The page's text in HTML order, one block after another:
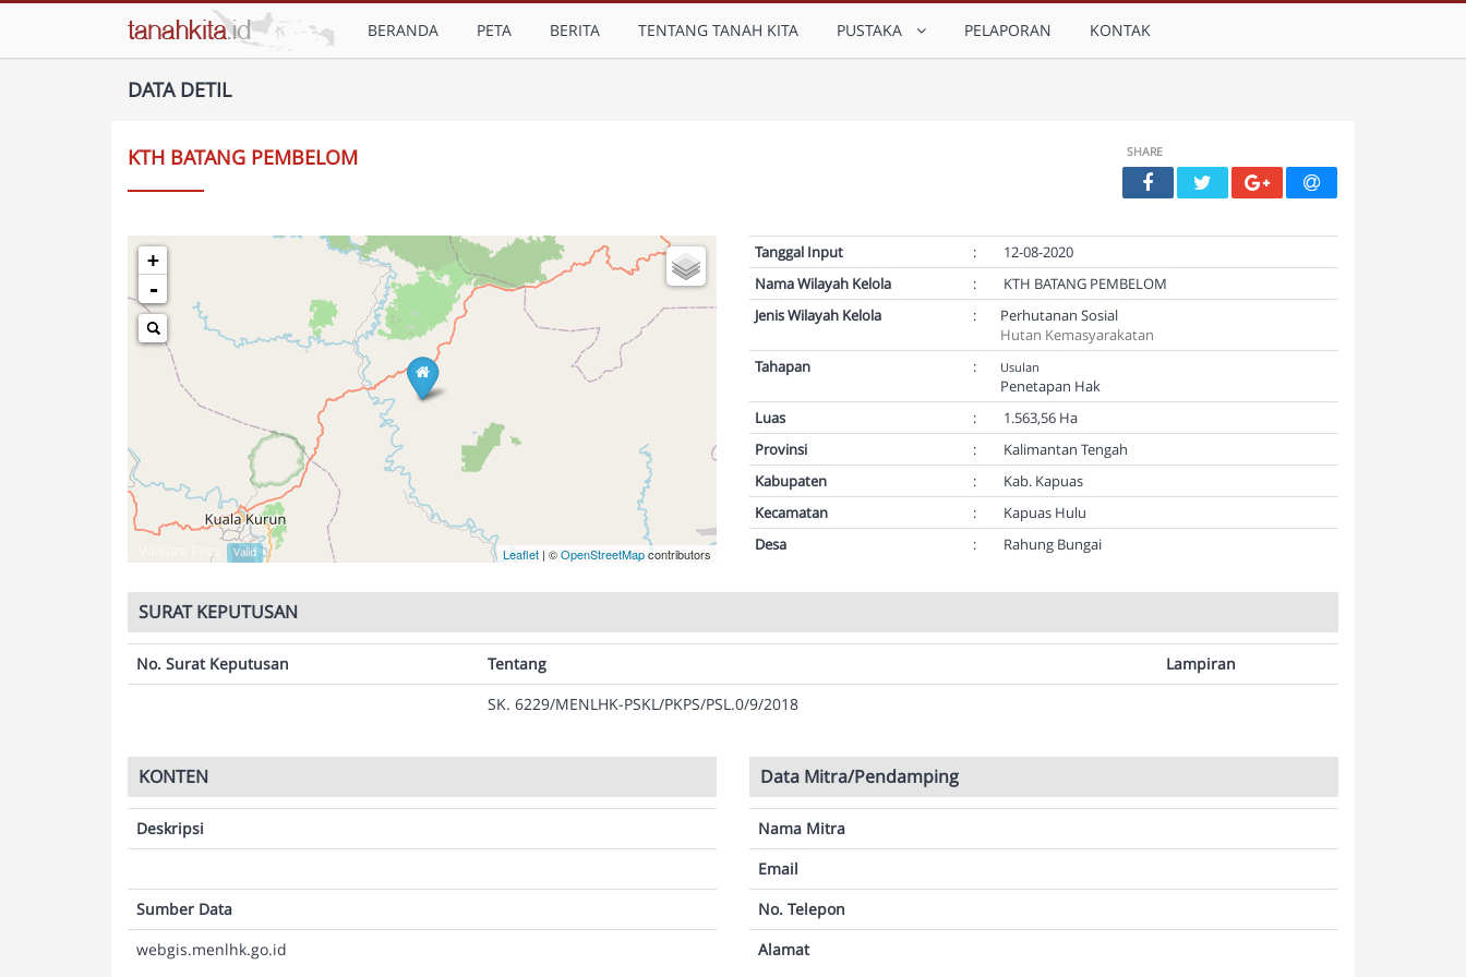
BERANDA PETA BERITA TENTANG TANAH KITA PUSTAKA PELAPORAN KONTAK
DATA DETIL
KTH BATANG PEMBELOM SHARE
+
-
Leaflet | ©OpenStreetMapcontributors
Validasi Peta: Valid
Tanggal Input :
12-08-2020
Nama Wilayah Kelola
:
KTH BATANG PEMBELOM
Jenis Wilayah Kelola
:
Perhutanan Sosial
Hutan Kemasyarakatan
Tahapan
: Usulan
Penetapan Hak
Luas
:
1.563,56 Ha
Provinsi
:
Kalimantan Tengah
Kabupaten
:
Kab. Kapuas
Kecamatan
:
Kapuas Hulu
Desa
: Rahung Bungai
SURAT KEPUTUSAN
No. Surat Keputusan Tentang
Lampiran
SK. 6229/MENLHK-PSKL/PKPS/PSL.0/9/2018
KONTEN
Deskripsi
Sumber Data
webgis.menlhk.go.id
Data Mitra/Pendamping
Nama Mitra
Email
No. Telepon
Alamat